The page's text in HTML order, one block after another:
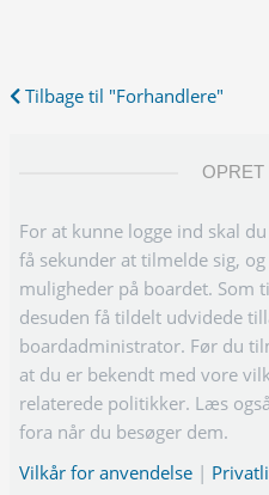
Tilbage til "Forhandlere"
OPRET
For at kunne logge ind skal
få sekunder at tilmelde sig,
muligheder på boardet. Som
desuden få tildelt udvidede
boardadministrator. Før du
at du er bekendt med vore
relaterede politikker. Læs
fora når du besøger dem.
Vilkår for anvendelse |